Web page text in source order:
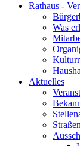
Rathaus -
Was
Aktuelles